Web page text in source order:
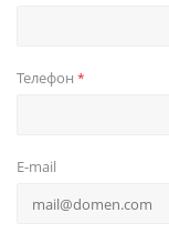
Телефон *
E-mail